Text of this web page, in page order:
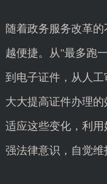
随着政务服务改革
越便捷。从"最多跑
到电子证件，从人
大大提高证件办理
适应这些变化，利
强法律意识，自觉维